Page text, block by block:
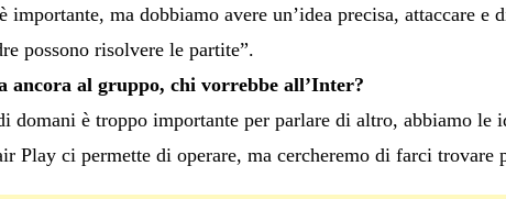
importante, ma dobbiamo avere un’idea precisa, attaccare
possono risolvere le partite”.
ancora al gruppo, chi vorrebbe all’Inter?
domani è troppo importante per parlare di altro, abbiamo le
Play ci permette di operare, ma cercheremo di farci trovare